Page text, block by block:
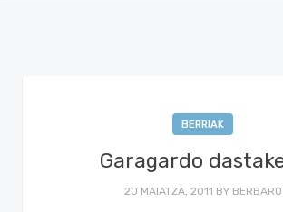
BERRIAK
Garagardo
20 MAIATZA, 2011 BY BERBARO